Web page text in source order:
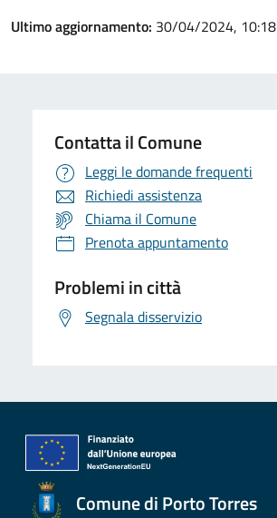
Ultimo aggiornamento: 30/04/2024, 10:18
Contatta il Comune
Leggi le domande frequenti
Richiedi assistenza
Chiama il Comune
Prenota appuntamento
Problemi in città
Segnala disservizio
Comune di Porto Torres